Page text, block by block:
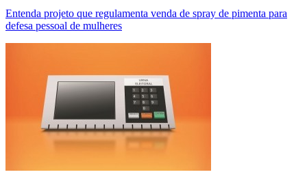
Entenda projeto que regulamenta venda de spray de pimenta para
defesa pessoal de mulheres